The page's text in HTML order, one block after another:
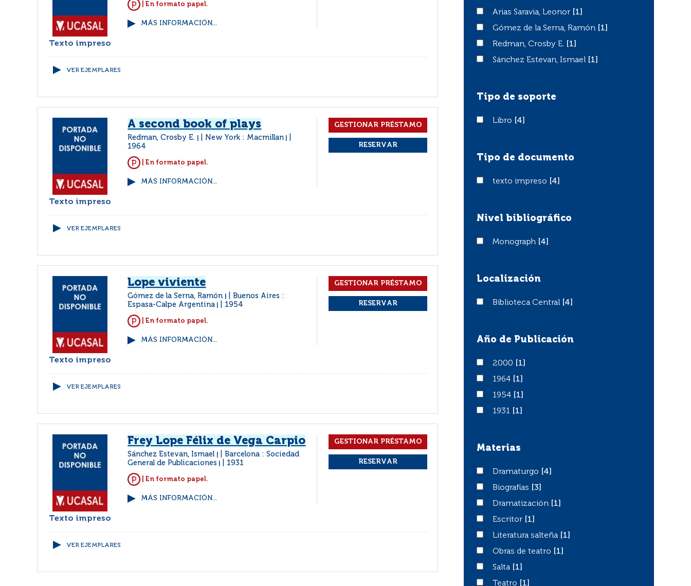
Texto impreso
| En formato papel.
MÁS INFORMACIÓN...
VER EJEMPLARES
Texto impreso
A second book of plays
Redman, Crosby E. New York : Macmillan
1964
| En formato papel.
MÁS INFORMACIÓN...
VER EJEMPLARES
Texto impreso
Lope viviente
Gómez de la Serna, Ramón
Buenos Aires :
Espasa-Calpe Argentina
1954
| En formato papel.
MÁS INFORMACIÓN...
VER EJEMPLARES
Texto impreso
Frey Lope Félix de Vega Carpio
Sánchez Estevan, Ismael
Barcelona : Sociedad
General de Publicaciones
1931
| En formato papel.
MÁS INFORMACIÓN...
VER EJEMPLARES
Arias Saravia, Leonor
Arias Saravia, Leonor
[1]
Gómez de la Serna, Ramón
Gómez de la Serna, Ramón
[1]
Redman, Crosby E.
Redman, Crosby E.
[1]
Sánchez Estevan, Ismael
Sánchez Estevan, Ismael [1]
Tipo de soporte
LibroLibro [4]
Tipo de documento
texto impreso
texto impreso [4]
Nivel bibliográfico
Monograph
Monograph [4]
Localización
Biblioteca Central
Biblioteca Central [4]
Año de Publicación
20002000
[1]
19641964
[1]
19541954
[1]
19311931 [1]
Materias
Dramaturgo
Dramaturgo
[4]
Biografías
Biografías
[3]
Dramatización
Dramatización
[1]
EscritorEscritor
[1]
Literatura salteña
Literatura salteña
[1]
Obras de teatro
Obras de teatro
[1]
SaltaSalta
[1]
TeatroTeatro [1]